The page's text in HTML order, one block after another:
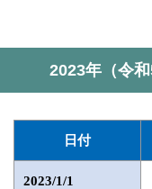
2023年（令
日付
2023/1/1